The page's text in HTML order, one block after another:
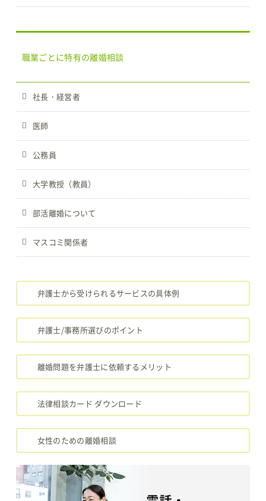
職業ごとに特有の離婚相談
社長・経営者
医師
公務員
大学教授（教員）
部活離婚について
マスコミ関係者
弁護士から受けられるサービスの具体例
弁護士/事務所選びのポイント
離婚問題を弁護士に依頼するメリット
法律相談カード ダウンロード
女性のための離婚相談